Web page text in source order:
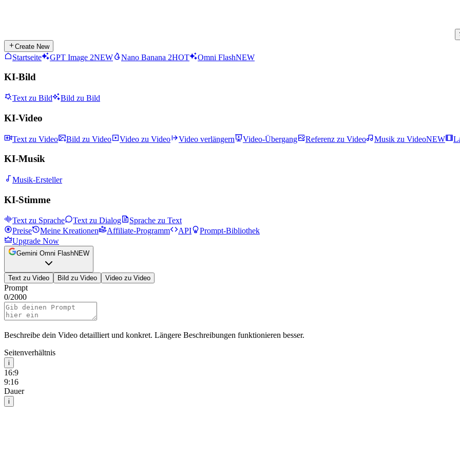
Create New
Startseite GPT Image 2NEW Nano Banana 2HOT Omni FlashNEW
KI-Bild
Text zu Bild Bild zu Bild
KI-Video
Text zu Video Bild zu Video Video zu Video Video verlängern Video-Übergang Referenz zu Video Musik zu VideoNEW
KI-Musik
Musik-Ersteller
KI-Stimme
Text zu Sprache Text zu Dialog
Sprache zu Text
Preise
Meine Kreationen Affiliate-Programm API
Prompt-Bibliothek
Upgrade Now
Gemini Omni FlashNEW
Text zu Video Bild zu Video Video zu Video
Prompt
0/2000
Beschreibe dein Video detailliert und konkret. Längere Beschreibungen funktionieren besser.
Seitenverhältnis
i
16:9
9:16
Dauer
i